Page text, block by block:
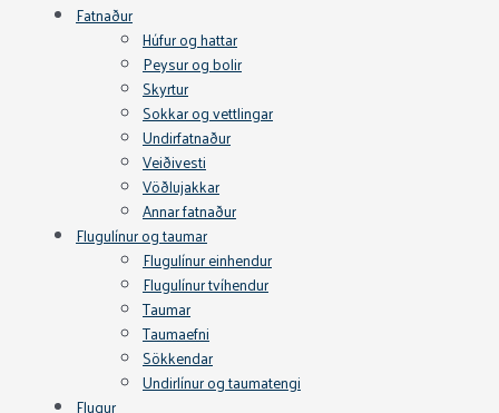
Fatnaður
Húfur og hattar
Peysur og bolir
Skyrtur
Sokkar og vettlingar
Undirfatnaður
Veiðivesti
Vöðlujakkar
Annar fatnaður
Flugulínur og taumar
Flugulínur einhendur
Flugulínur tvíhendur
Taumar
Taumaefni
Sökkendar
Undirlínur og taumatengi
Flugur